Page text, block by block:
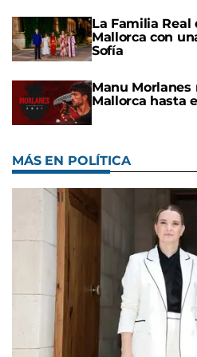
La Familia Real
Mallorca con
Sofía
Manu Morlanes
Mallorca hasta
MÁS EN POLÍTICA